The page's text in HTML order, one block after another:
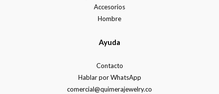
Accesorios
Hombre
Ayuda
Contacto
Hablar por WhatsApp
comercial@quimerajewelry.co